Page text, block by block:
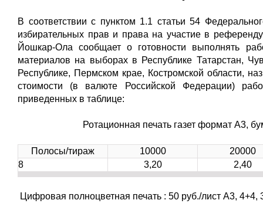
В соответствии с пунктом 1.1 статьи 54
избирательных прав и права на участие в
Йошкар-Ола сообщает о готовности выполнять
материалов на выборах в Республике Татарстан,
Республике, Пермском крае, Костромской области,
стоимости (в валюте Российской Федерации)
приведенных в таблице:
Ротационная печать газет формат А3,
Полосы/тираж 10000
20000
8
3,20 2,40
Цифровая полноцветная печать : 50 руб./лист А3, 4+4,